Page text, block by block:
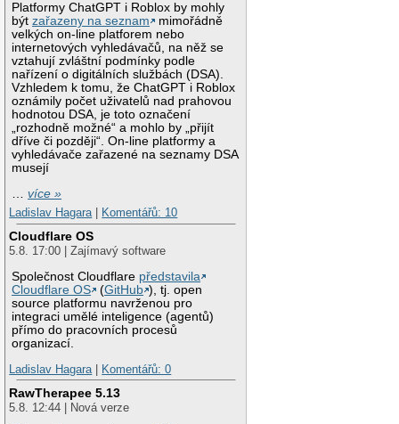
Platformy ChatGPT i Roblox by mohly
býtzařazeny na seznam
mimořádně
velkých on-line platforem nebo
internetových vyhledávačů, na něž se
vztahují zvláštní podmínky podle
nařízení o digitálních službách (DSA).
Vzhledem k tomu, že ChatGPT i Roblox
oznámily počet uživatelů nad prahovou
hodnotou DSA, je toto označení
„rozhodně možné“ a mohlo by „přijít
dříve či později“. On-line platformy a
vyhledávače zařazené na seznamy DSA
musejí
…více »
Ladislav Hagara| Komentářů: 10
Cloudflare OS
5.8. 17:00 | Zajímavý software
Společnost Cloudflare představila
Cloudflare OS
(GitHub ), tj. open
source platformu navrženou pro
integraci umělé inteligence (agentů)
přímo do pracovních procesů
organizací.
Ladislav Hagara| Komentářů: 0
RawTherapee 5.13
5.8. 12:44 | Nová verze